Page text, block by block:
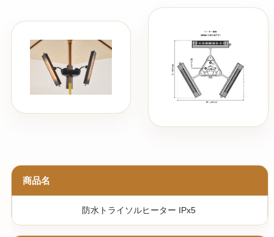
商品名
防水トライソルヒーター IPx5